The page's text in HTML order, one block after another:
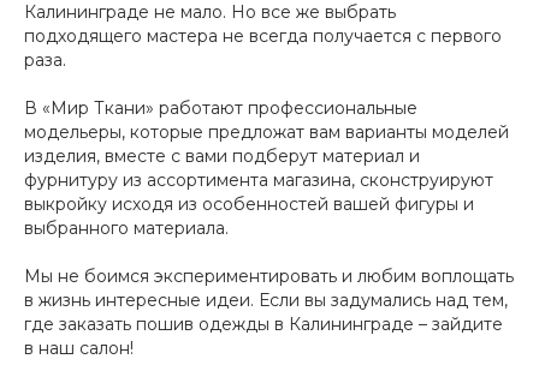
Калининграде не мало. Но все же выбрать
подходящего мастера не всегда получается с первого
раза.
В «Мир Ткани» работают профессиональные
модельеры, которые предложат вам варианты моделей
изделия, вместе с вами подберут материал и
фурнитуру из ассортимента магазина, сконструируют
выкройку исходя из особенностей вашей фигуры и
выбранного материала.
Мы не боимся экспериментировать и любим воплощать
в жизнь интересные идеи. Если вы задумались над тем,
где заказать пошив одежды в Калининграде – зайдите
в наш салон!